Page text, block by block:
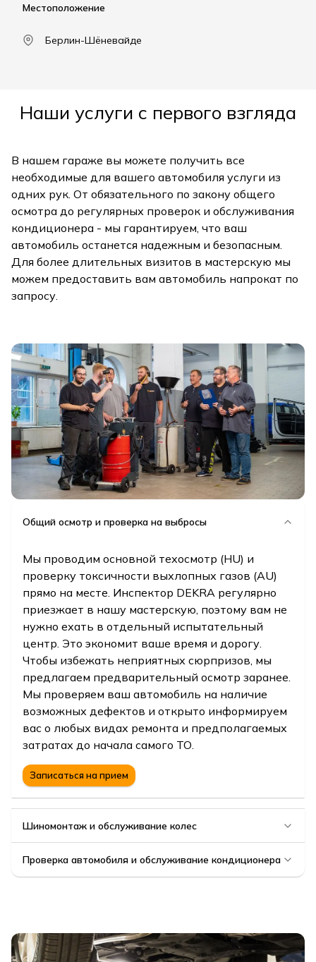
Местоположение
Берлин-Шёневайде
Наши услуги с первого взгляда
В нашем гараже вы можете получить все
необходимые для вашего автомобиля услуги из
одних рук. От обязательного по закону общего
осмотра до регулярных проверок и обслуживания
кондиционера - мы гарантируем, что ваш
автомобиль останется надежным и безопасным.
Для более длительных визитов в мастерскую мы
можем предоставить вам автомобиль напрокат по
запросу.
Общий осмотр и проверка на выбросы
Мы проводим основной техосмотр (HU) и
проверку токсичности выхлопных газов (AU)
прямо на месте. Инспектор DEKRA регулярно
приезжает в нашу мастерскую, поэтому вам не
нужно ехать в отдельный испытательный
центр. Это экономит ваше время и дорогу.
Чтобы избежать неприятных сюрпризов, мы
предлагаем предварительный осмотр заранее.
Мы проверяем ваш автомобиль на наличие
возможных дефектов и открыто информируем
вас о любых видах ремонта и предполагаемых
затратах до начала самого ТО.
Записаться на прием
Шиномонтаж и обслуживание колес
Проверка автомобиля и обслуживание кондиционера